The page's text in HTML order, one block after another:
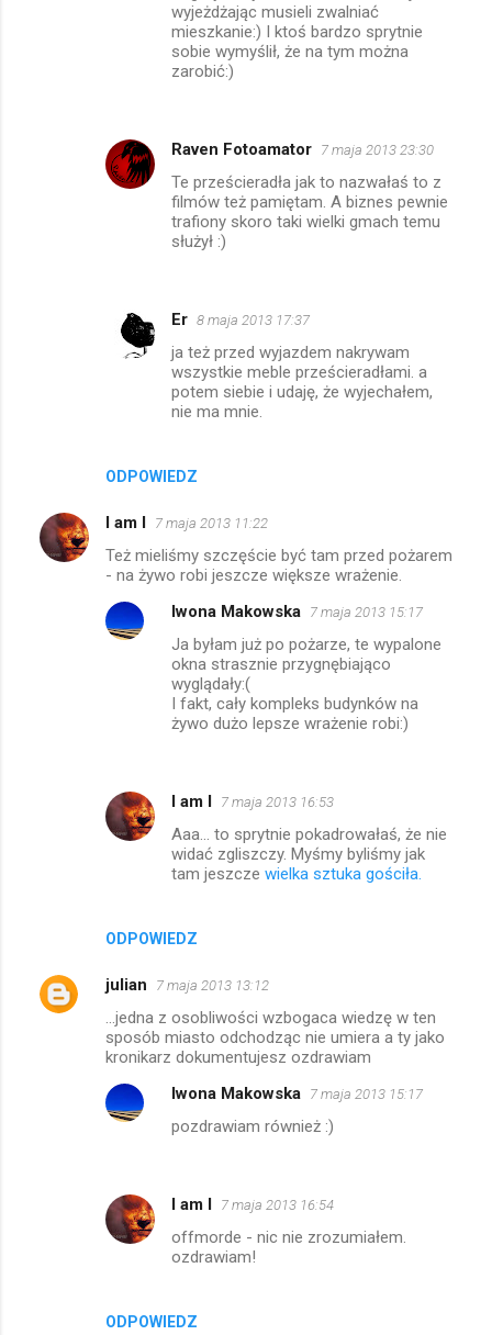
ODPOWIEDZ
wyjeżdżając musieli zwalniać
mieszkanie:) I ktoś bardzo sprytnie
sobie wymyślił, że na tym można
zarobić:)
Raven Fotoamator 7 maja 2013 23:30
Te prześcieradła jak to nazwałaś to z
filmów też pamiętam. A biznes pewnie
trafiony skoro taki wielki gmach temu
służył :)
Er 8 maja 2013 17:37
ja też przed wyjazdem nakrywam
wszystkie meble prześcieradłami. a
potem siebie i udaję, że wyjechałem,
nie ma mnie.
I am I 7 maja 2013 11:22
Też mieliśmy szczęście być tam przed pożarem
- na żywo robi jeszcze większe wrażenie.
ODPOWIEDZ
Iwona Makowska 7 maja 2013 15:17
Ja byłam już po pożarze, te wypalone
okna strasznie przygnębiająco
wyglądały:(
I fakt, cały kompleks budynków na
żywo dużo lepsze wrażenie robi:)
I am I 7 maja 2013 16:53
Aaa... to sprytnie pokadrowałaś, że nie
widać zgliszczy. Myśmy byliśmy jak
tam jeszcze wielka sztuka gościła.
julian 7 maja 2013 13:12
...jedna z osobliwości wzbogaca wiedzę w ten
sposób miasto odchodząc nie umiera a ty jako
kronikarz dokumentujesz ozdrawiam
ODPOWIEDZ
Iwona Makowska 7 maja 2013 15:17
pozdrawiam również :)
I am I 7 maja 2013 16:54
offmorde - nic nie zrozumiałem.
ozdrawiam!